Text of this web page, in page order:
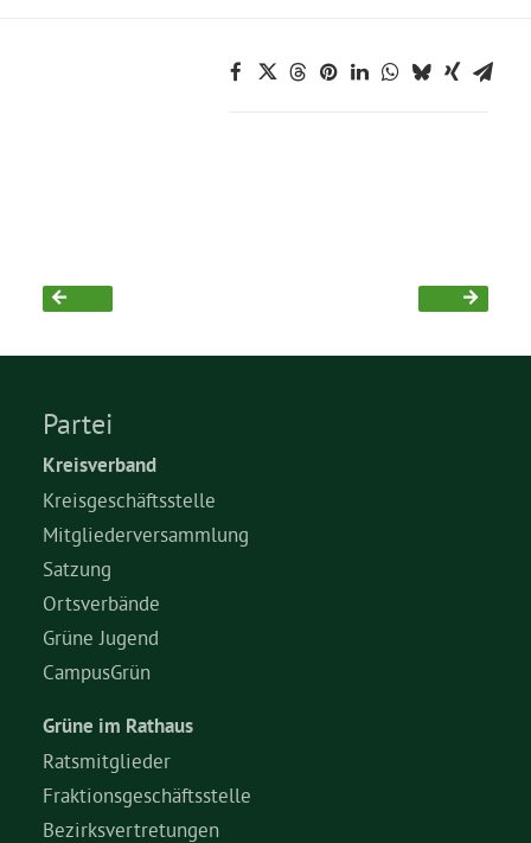
Partei
Kreisverband
Kreisgeschäftsstelle
Mitgliederversammlung
Satzung
Ortsverbände
Grüne Jugend
CampusGrün
Grüne im Rathaus
Ratsmitglieder
Fraktionsgeschäftsstelle
Bezirksvertretungen